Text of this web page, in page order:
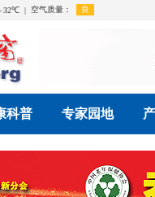
科普 专家园地